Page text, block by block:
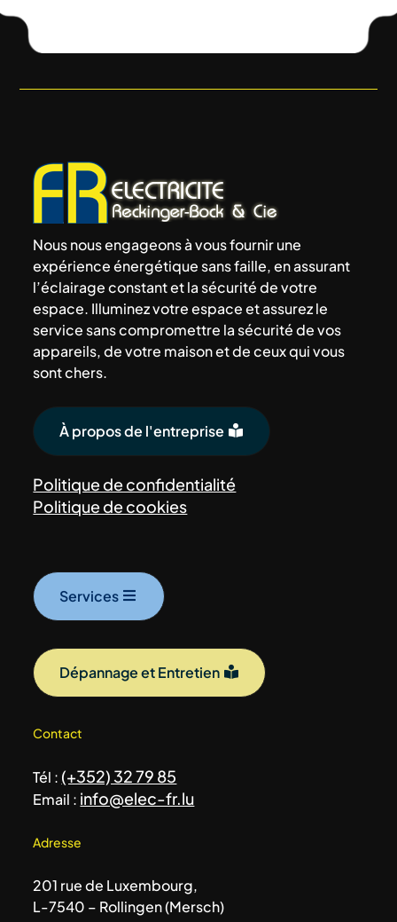
Nous nous engageons à vous fournir une
expérience énergétique sans faille, en assurant
l’éclairage constant et la sécurité de votre
espace. Illuminez votre espace et assurez le
service sans compromettre la sécurité de vos
appareils, de votre maison et de ceux qui vous
sont chers.
À propos de l'entreprise
Politique de confidentialité
Politique de cookies
Services
Dépannage et Entretien
Contact
Tél : (+352) 32 79 85
Email : info@elec-fr.lu
Adresse
201 rue de Luxembourg,
L-7540 – Rollingen (Mersch)